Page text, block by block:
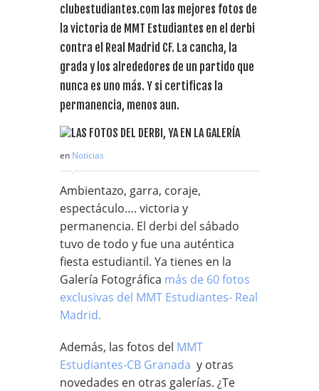
clubestudiantes.com las mejores fotos de
la victoria de MMT Estudiantes en el derbi
contra el Real Madrid CF. La cancha, la
grada y los alrededores de un partido que
nunca es uno más. Y si certificas la
permanencia, menos aun.
en Noticias
Ambientazo, garra, coraje,
espectáculo…. victoria y
permanencia. El derbi del sábado
tuvo de todo y fue una auténtica
fiesta estudiantil. Ya tienes en la
Galería Fotográfica más de 60 fotos
exclusivas del MMT Estudiantes- Real
Madrid.
Además, las fotos del MMT
Estudiantes-CB Granada y otras
novedades en otras galerías. ¿Te